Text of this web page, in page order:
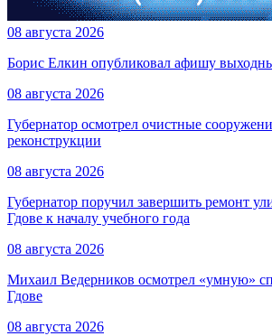
08 августа 2026
Борис Елкин опубликовал афишу
08 августа 2026
Губернатор осмотрел очистные
реконструкции
08 августа 2026
Губернатор поручил завершить ремонт
Гдове к началу учебного года
08 августа 2026
Михаил Ведерников осмотрел «умную»
Гдове
08 августа 2026